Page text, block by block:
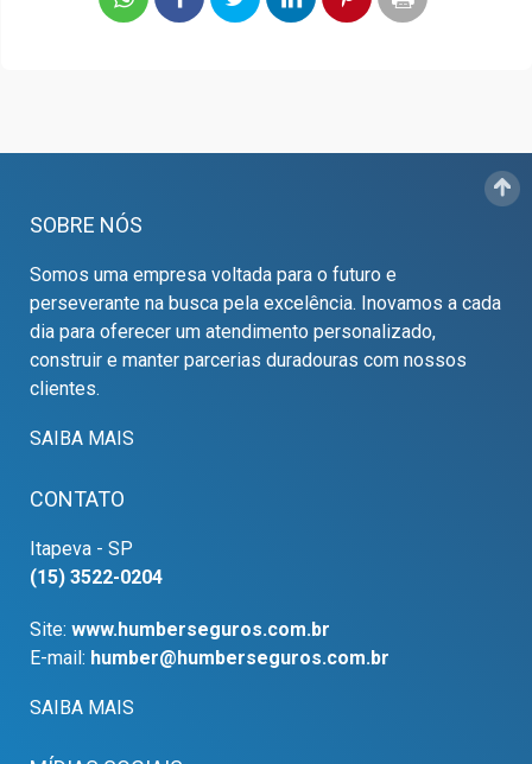
SOBRE NÓS
Somos uma empresa voltada para o futuro e
perseverante na busca pela excelência. Inovamos a cada
dia para oferecer um atendimento personalizado,
construir e manter parcerias duradouras com nossos
clientes.
SAIBA MAIS
CONTATO
Itapeva - SP
(15) 3522-0204
Site:www.humberseguros.com.br
E-mail: humber@humberseguros.com.br
SAIBA MAIS